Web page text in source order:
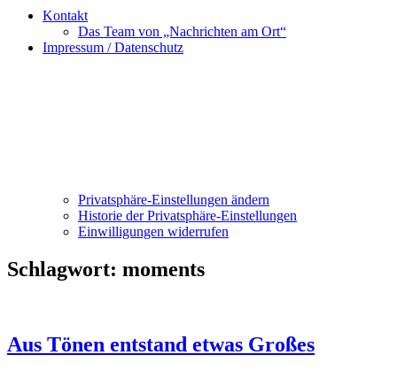
Kontakt
Das Team von „Nachrichten am Ort“
Impressum / Datenschutz
Privatsphäre-Einstellungen ändern
Historie der Privatsphäre-Einstellungen
Einwilligungen widerrufen
Schlagwort: moments
Aus Tönen entstand etwas Großes